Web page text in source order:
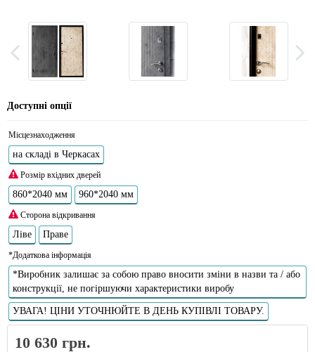
Доступні опції
Місцезнаходження
на складі в Черкасах
Розмір вхідних дверей
860*2040 мм 960*2040 мм
Сторона відкривання
Ліве Праве
*Додаткова інформація
*Виробник залишає за собою право вносити зміни в назви та / або
конструкції, не погіршуючи характеристики виробу
УВАГА! ЦІНИ УТОЧНЮЙТЕ В ДЕНЬ КУПІВЛІ ТОВАРУ.
10 630 грн.